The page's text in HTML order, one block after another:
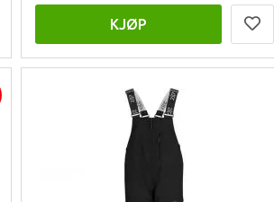
KJØP